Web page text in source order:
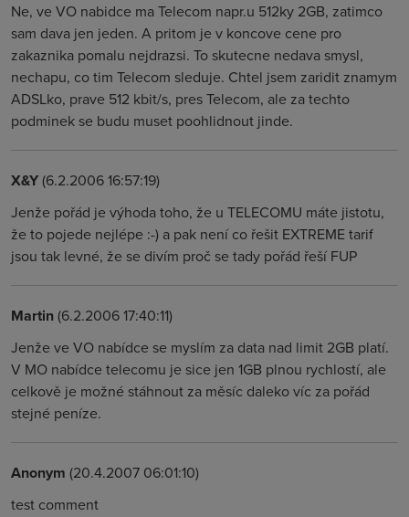
Ne, ve VO nabidce ma Telecom napr.u 512ky 2GB, zatimco
sam dava jen jeden. A pritom je v koncove cene pro
zakaznika pomalu nejdrazsi. To skutecne nedava smysl,
nechapu, co tim Telecom sleduje. Chtel jsem zaridit znamym
ADSLko, prave 512 kbit/s, pres Telecom, ale za techto
podminek se budu muset poohlidnout jinde.
X&Y(6.2.2006 16:57:19)
Jenže pořád je výhoda toho, že u TELECOMU máte jistotu,
že to pojede nejlépe :-) a pak není co řešit EXTREME tarif
jsou tak levné, že se divím proč se tady pořád řeší FUP
Martin(6.2.2006 17:40:11)
Jenže ve VO nabídce se myslím za data nad limit 2GB platí.
V MO nabídce telecomu je sice jen 1GB plnou rychlostí, ale
celkově je možné stáhnout za měsíc daleko víc za pořád
stejné peníze.
Anonym (20.4.2007 06:01:10)
test comment